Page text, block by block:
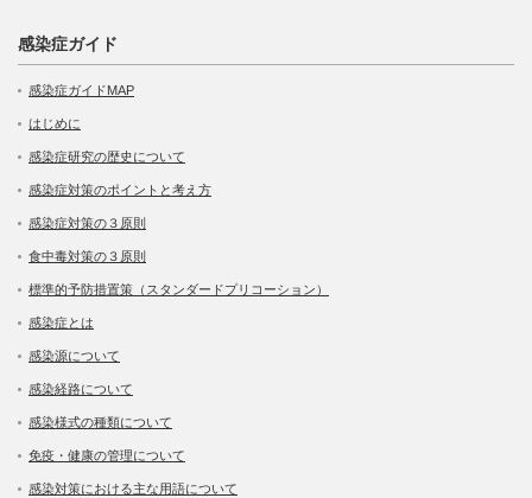
感染症ガイド
感染症ガイドMAP
はじめに
感染症研究の歴史について
感染症対策のポイントと考え方
感染症対策の３原則
食中毒対策の３原則
標準的予防措置策（スタンダードプリコーション）
感染症とは
感染源について
感染経路について
感染様式の種類について
免疫・健康の管理について
感染対策における主な用語について